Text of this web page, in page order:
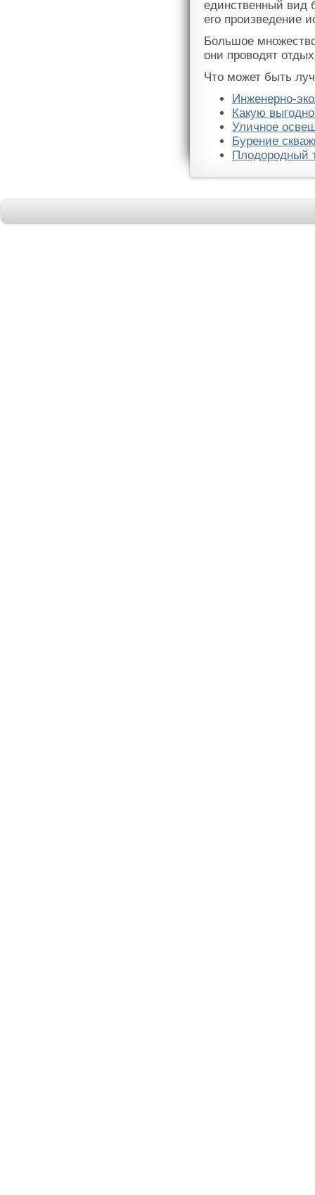
единственный вид
его произведение
Большое
они проводят
Что может быть
Инженерно-
Какую
Уличное
Бурение
Плодородный